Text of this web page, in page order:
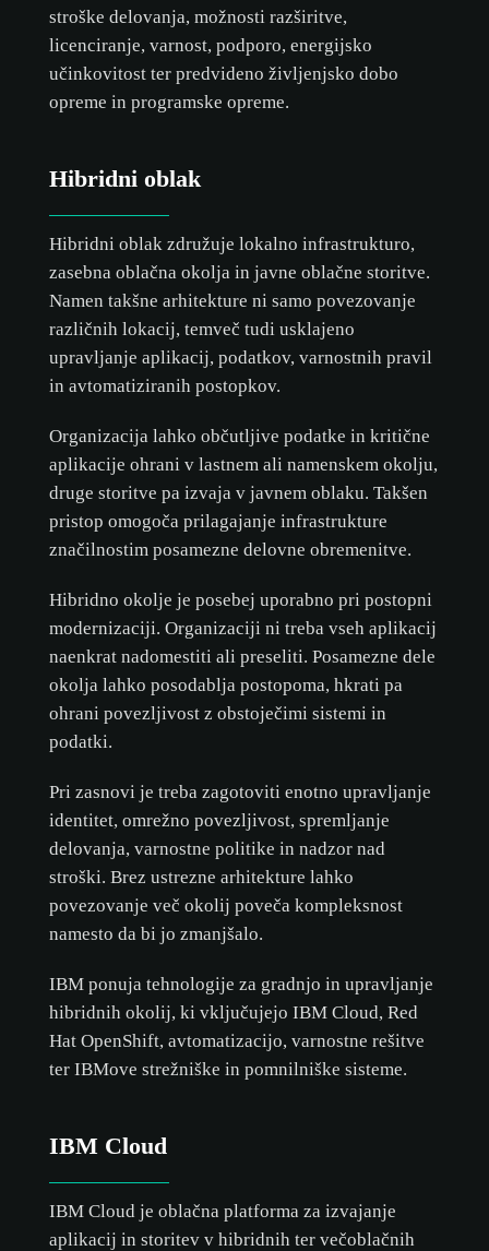
stroške delovanja, možnosti razširitve,
licenciranje, varnost, podporo, energijsko
učinkovitost ter predvideno življenjsko dobo
opreme in programske opreme.
Hibridni oblak
Hibridni oblak združuje lokalno infrastrukturo,
zasebna oblačna okolja in javne oblačne storitve.
Namen takšne arhitekture ni samo povezovanje
različnih lokacij, temveč tudi usklajeno
upravljanje aplikacij, podatkov, varnostnih pravil
in avtomatiziranih postopkov.
Organizacija lahko občutljive podatke in kritične
aplikacije ohrani v lastnem ali namenskem okolju,
druge storitve pa izvaja v javnem oblaku. Takšen
pristop omogoča prilagajanje infrastrukture
značilnostim posamezne delovne obremenitve.
Hibridno okolje je posebej uporabno pri postopni
modernizaciji. Organizaciji ni treba vseh aplikacij
naenkrat nadomestiti ali preseliti. Posamezne dele
okolja lahko posodablja postopoma, hkrati pa
ohrani povezljivost z obstoječimi sistemi in
podatki.
Pri zasnovi je treba zagotoviti enotno upravljanje
identitet, omrežno povezljivost, spremljanje
delovanja, varnostne politike in nadzor nad
stroški. Brez ustrezne arhitekture lahko
povezovanje več okolij poveča kompleksnost
namesto da bi jo zmanjšalo.
IBM ponuja tehnologije za gradnjo in upravljanje
hibridnih okolij, ki vključujejo IBM Cloud, Red
Hat OpenShift, avtomatizacijo, varnostne rešitve
ter IBMove strežniške in pomnilniške sisteme.
IBM Cloud
IBM Cloud je oblačna platforma za izvajanje
aplikacij in storitev v hibridnih ter večoblačnih